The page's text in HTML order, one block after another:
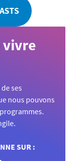
vivre
ses
nous pouvons
SUR :